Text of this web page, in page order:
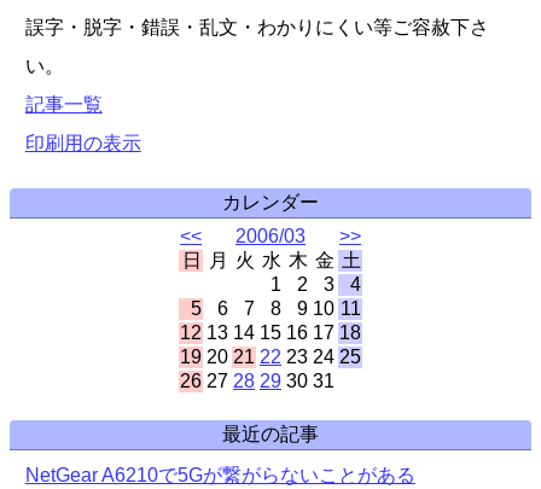
誤字・脱字・錯誤・乱文・わかりにくい等ご容赦下さ
い。
記事一覧
印刷用の表示
カレンダー
<<
2006/03
>>
日
月 火 水 木 金 土
1
2 3
4
5
6 7 8 9 10 11
12 13 14 15 16 17 18
19 20 21 22 23 24 25
26 27 28 29 30 31
最近の記事
NetGear A6210で5Gが繋がらないことがある